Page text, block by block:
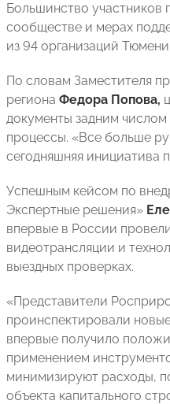
Большинство участников
сообществе и мерах
из 94 организаций
По словам Заместителя
региона Федора Попова,
документы задним числом
процессы. «Все больше
сегодняшняя инициатива
Успешным кейсом по
Экспертные решения»
впервые в России
видеотрансляции и
выездных проверках.
«Представители
проинспектировали
впервые получило
применением
минимизируют расходы,
объекта капитального